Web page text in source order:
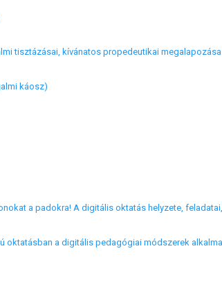
tisztázásai, kívánatos propedeutikai megalapozása
káosz)
a padokra! A digitális oktatás helyzete,
oktatásban a digitális pedagógiai módszerek